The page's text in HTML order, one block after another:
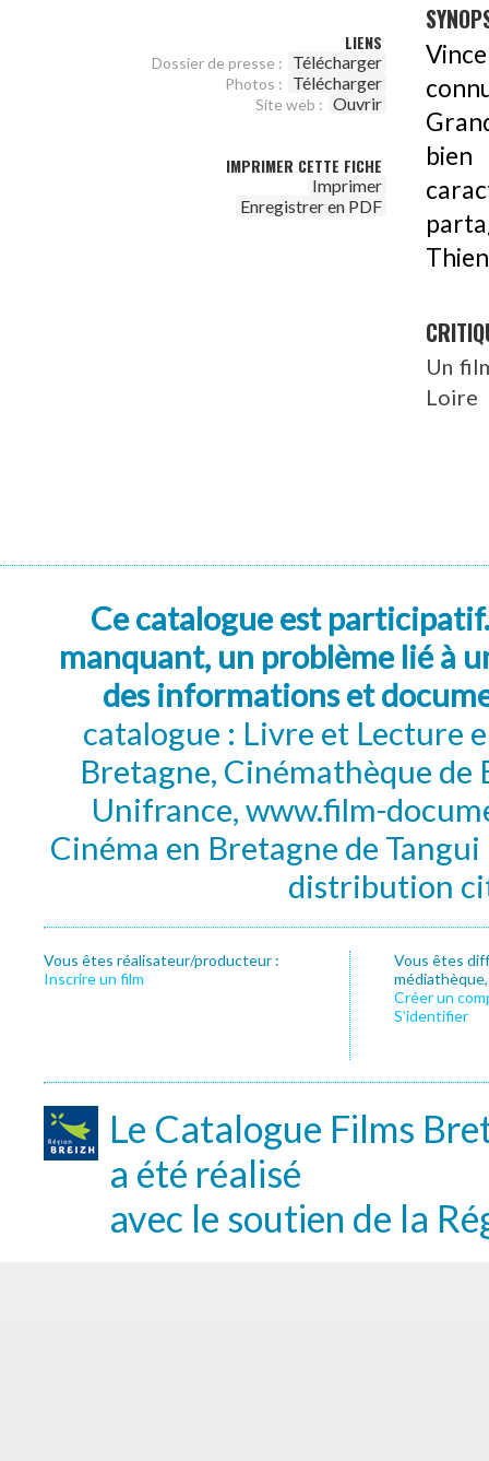
LIENS
Dossier de presse : Télécharger
Photos : Télécharger
Site web : Ouvrir
IMPRIMER CETTE FICHE
Imprimer
Enregistrer en PDF
bien
Un
Loire
Ce catalogue est
manquant, un problème lié à
des informations et
catalogue : Livre et Lecture
Bretagne, Cinémathèque de
Unifrance, www.film-
Cinéma en Bretagne de
distribution
Vous êtes réalisateur/producteur :
Inscrire un film
Vous êtes
Créer un
S’identifier
Le Catalogue Films
a été réalisé
avec le soutien de la